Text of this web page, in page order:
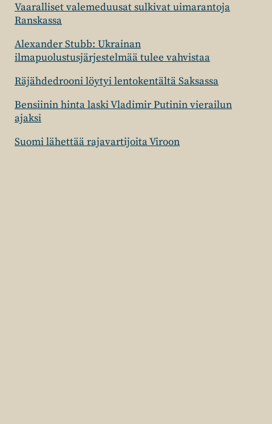
Vaaralliset valemeduusat sulkivat uimarantoja
Ranskassa
Alexander Stubb: Ukrainan
ilmapuolustusjärjestelmää tulee vahvistaa
Räjähdedrooni löytyi lentokentältä Saksassa
Bensiinin hinta laski Vladimir Putinin vierailun
ajaksi
Suomi lähettää rajavartijoita Viroon